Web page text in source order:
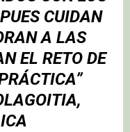
CUIDAN
A LAS
EL RETO DE